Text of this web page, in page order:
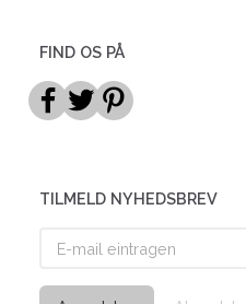
FIND OS PÅ
TILMELD NYHEDSBREV
mail